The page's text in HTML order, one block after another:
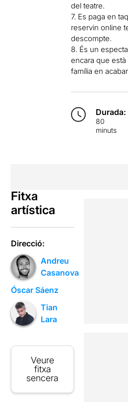
del teatre.
7. Es paga en
reservin online
descompte.
8. És un
encara que
família en
Durada:
80
minuts
Fitxa
artística
Direcció:
Andreu
Casanova
Óscar Sáenz
Tian
Lara
Veure
fitxa
sencera